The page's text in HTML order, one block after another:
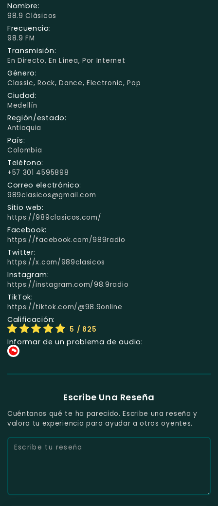
Nombre:
98.9 Clásicos
Frecuencia:
98.9 FM
Transmisión:
En Directo, En Línea, Por Internet
Género:
Classic, Rock, Dance, Electronic, Pop
Ciudad:
Medellín
Región/estado:
Antioquia
País:
Colombia
Teléfono:
+57 301 4595898
Correo electrónico:
989clasicos@gmail.com
Sitio web:
https://989clasicos.com/
Facebook:
https://facebook.com/989radio
Twitter:
https://x.com/989clasicos
Instagram:
https://instagram.com/98.9radio
TikTok:
https://tiktok.com/@98.9online
Calificación:
5 / 825
Informar de un problema de audio:
Escribe Una Reseña
Cuéntanos qué te ha parecido. Escribe una reseña y
valora tu experiencia para ayudar a otros oyentes.